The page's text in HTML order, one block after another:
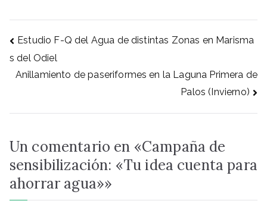
Estudio F-Q del Agua de distintas Zonas en Marisma
s del Odiel
Anillamiento de paseriformes en la Laguna Primera de
Palos (Invierno)
Un comentario en «Campaña de
sensibilización: «Tu idea cuenta para
ahorrar agua»»